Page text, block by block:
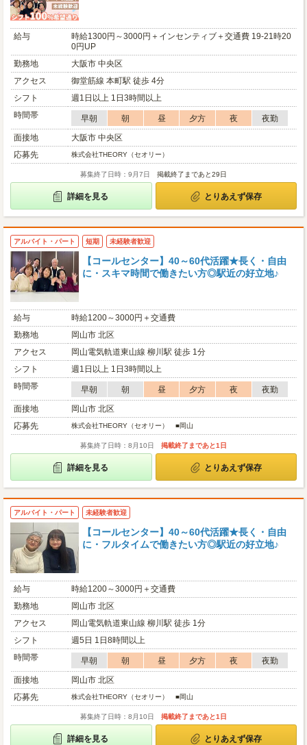
給与
時給1300円～3000円＋インセンティブ＋交通費 19-21時20
0円UP
勤務地
大阪市 中央区
アクセス
御堂筋線 本町駅 徒歩 4分
シフト
週1日以上 1日3時間以上
時間帯
早朝 朝 昼 夕方 夜
夜勤
面接地
大阪市 中央区
応募先
株式会社THEORY（セオリー）
募集終了日時：9月7日 掲載終了まであと29日
詳細を見る とりあえず保存
アルバイト・パート 短期 未経験者歓迎
【コールセンター】40～60代活躍★長く・自由
に・スキマ時間で働きたい方◎駅近の好立地♪
給与
時給1200～3000円＋交通費
勤務地
岡山市 北区
アクセス
岡山電気軌道東山線 柳川駅 徒歩 1分
シフト
週1日以上 1日3時間以上
時間帯
早朝 朝 昼 夕方 夜
夜勤
面接地
岡山市 北区
応募先
株式会社THEORY（セオリー） ■岡山
募集終了日時：8月10日 掲載終了まであと1日
詳細を見る とりあえず保存
アルバイト・パート 未経験者歓迎
【コールセンター】40～60代活躍★長く・自由
に・フルタイムで働きたい方◎駅近の好立地♪
給与
時給1200～3000円＋交通費
勤務地
岡山市 北区
アクセス
岡山電気軌道東山線 柳川駅 徒歩 1分
シフト
週5日 1日8時間以上
時間帯
早朝 朝 昼 夕方 夜
夜勤
面接地
岡山市 北区
応募先
株式会社THEORY（セオリー） ■岡山
募集終了日時：8月10日 掲載終了まであと1日
詳細を見る とりあえず保存